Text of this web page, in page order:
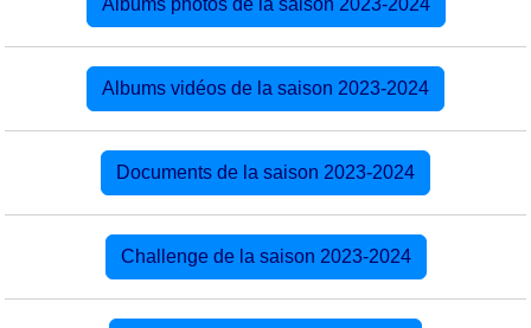
Albums vidéos de la saison 2023-2024
Documents de la saison 2023-2024
Challenge de la saison 2023-2024